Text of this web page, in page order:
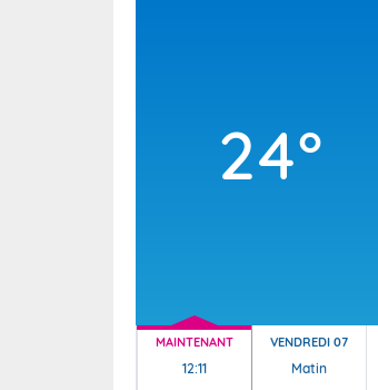
24°
MAINTENANT
12:11
VENDREDI 07
Matin